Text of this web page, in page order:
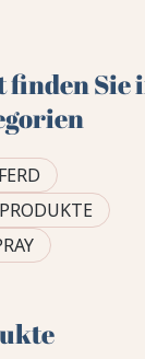
finden Sie